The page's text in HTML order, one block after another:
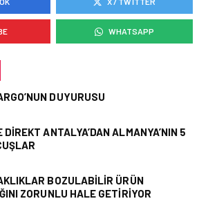
HAVAYOLU • 05 AĞU 2026
AJET’IN SABIHA
GÖKÇEN’DEKI PAZAR PAYI
ARTIŞI FINANSAL
WHATSAPP
DUYURUSU
DIREKT ANTALYA’DAN ALMANYA’NIN 5
BOZULABILIR ÜRÜN
ZORUNLU HALE GETIRIYOR